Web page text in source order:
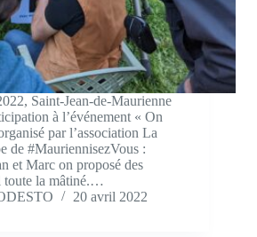
Saint-Jean-de-Maurienne
à l’événement « On
par l’association La
de #MauriennisezVous :
et Marc on proposé des
toute la mâtiné.…
20 avril 2022